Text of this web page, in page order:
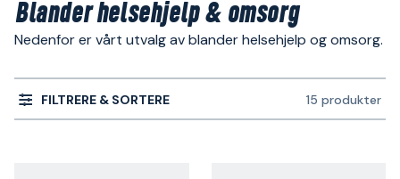
Blander helsehjelp & omsorg
Nedenfor er vårt utvalg av blander helsehjelp og omsorg.
FILTRERE & SORTERE 15 produkter